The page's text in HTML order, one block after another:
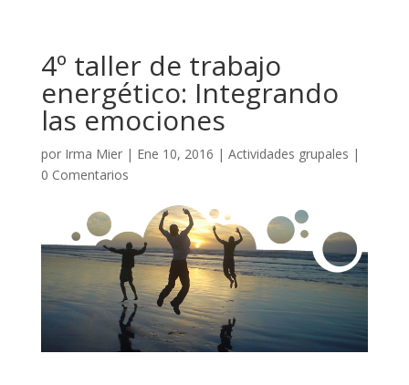
4º taller de trabajo
energético: Integrando
las emociones
por Irma Mier| Ene 10, 2016 | Actividades grupales |
0 Comentarios